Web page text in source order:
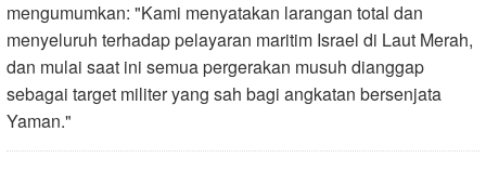
mengumumkan: "Kami menyatakan larangan total dan
menyeluruh terhadap pelayaran maritim Israel di Laut Merah,
dan mulai saat ini semua pergerakan musuh dianggap
sebagai target militer yang sah bagi angkatan bersenjata
Yaman."